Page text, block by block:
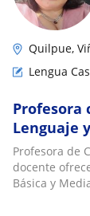
Quilpue,
Lengua
Profesora
Lenguaje
Profesora de
docente
Básica y